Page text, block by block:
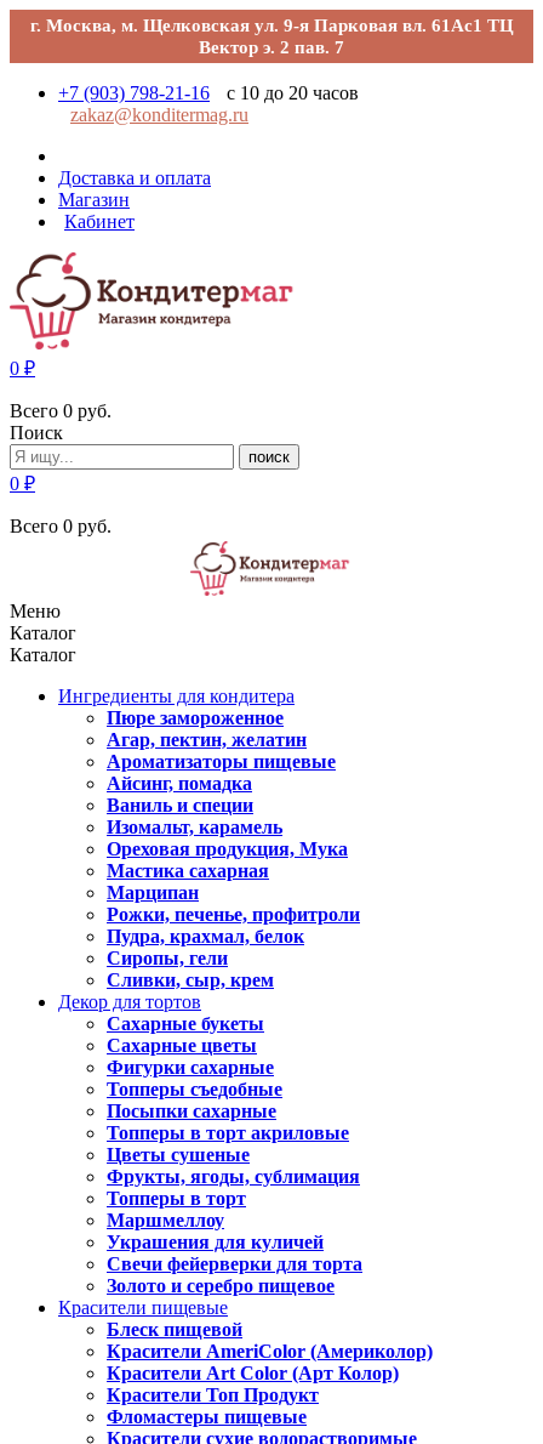
г. Москва, м. Щелковская ул. 9-я Парковая вл. 61Ас1 ТЦ
Вектор э. 2 пав. 7
+7 (903) 798-21-16
с 10 до 20 часов
zakaz@konditermag.ru
Доставка и оплата
Магазин
Кабинет
0 ₽
Всего 0 руб.
Поиск
поиск
0 ₽
Всего 0 руб.
Меню
Каталог
Каталог
Ингредиенты для кондитера
Пюре замороженное
Агар, пектин, желатин
Ароматизаторы пищевые
Айсинг, помадка
Ваниль и специи
Изомальт, карамель
Ореховая продукция, Мука
Мастика сахарная
Марципан
Рожки, печенье, профитроли
Пудра, крахмал, белок
Сиропы, гели
Сливки, сыр, крем
Декор для тортов
Сахарные букеты
Сахарные цветы
Фигурки сахарные
Топперы съедобные
Посыпки сахарные
Топперы в торт акриловые
Цветы сушеные
Фрукты, ягоды, сублимация
Топперы в торт
Маршмеллоу
Украшения для куличей
Свечи фейерверки для торта
Золото и серебро пищевое
Красители пищевые
Блеск пищевой
Красители AmeriColor (Америколор)
Красители Art Color (Арт Колор)
Красители Топ Продукт
Фломастеры пищевые
Красители сухие водорастворимые